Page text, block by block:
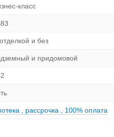
класс
и без
и придомовой
рассрочка 100% оплата